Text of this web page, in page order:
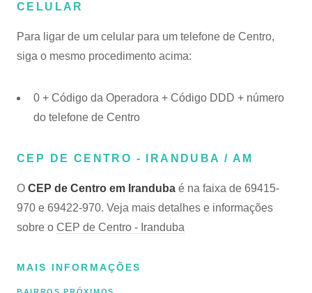
CELULAR
Para ligar de um celular para um telefone de Centro,
siga o mesmo procedimento acima:
0 + Código da Operadora + Código DDD + número
do telefone de Centro
CEP DE CENTRO - IRANDUBA / AM
O CEP de Centro em Iranduba é na faixa de 69415-
970 e 69422-970. Veja mais detalhes e informações
sobre o CEP de Centro - Iranduba
MAIS INFORMAÇÕES